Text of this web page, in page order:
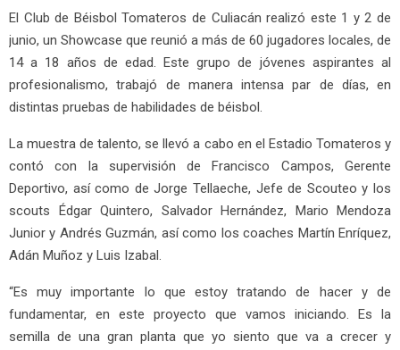
El Club de Béisbol Tomateros de Culiacán realizó este 1 y 2 de
junio, un Showcase que reunió a más de 60 jugadores locales, de
14 a 18 años de edad. Este grupo de jóvenes aspirantes al
profesionalismo, trabajó de manera intensa par de días, en
distintas pruebas de habilidades de béisbol.
La muestra de talento, se llevó a cabo en el Estadio Tomateros y
contó con la supervisión de Francisco Campos, Gerente
Deportivo, así como de Jorge Tellaeche, Jefe de Scouteo y los
scouts Édgar Quintero, Salvador Hernández, Mario Mendoza
Junior y Andrés Guzmán, así como los coaches Martín Enríquez,
Adán Muñoz y Luis Izabal.
“Es muy importante lo que estoy tratando de hacer y de
fundamentar, en este proyecto que vamos iniciando. Es la
semilla de una gran planta que yo siento que va a crecer y